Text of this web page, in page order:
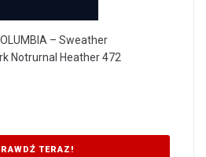
– Sweather
Notrurnal Heather 472
TERAZ!